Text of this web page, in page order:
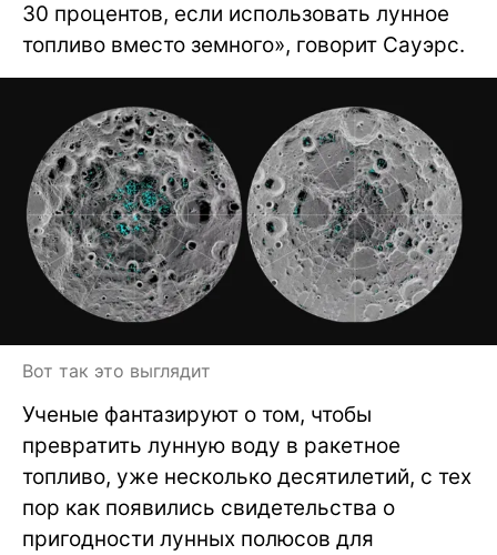
30 процентов, если использовать лунное
топливо вместо земного», говорит Сауэрс.
Вот так это выглядит
Ученые фантазируют о том, чтобы
превратить лунную воду в ракетное
топливо, уже несколько десятилетий, с тех
пор как появились свидетельства о
пригодности лунных полюсов для